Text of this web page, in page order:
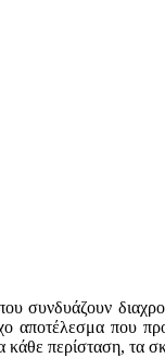
αποτέλεσμα που
κάθε περίσταση,